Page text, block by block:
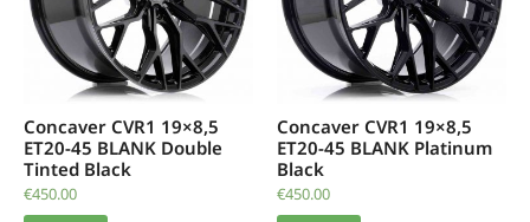
Concaver CVR1 19×8,5
ET20-45 BLANK Double
Tinted Black
€450.00
Concaver CVR1 19×8,5
ET20-45 BLANK Platinum
Black
€450.00